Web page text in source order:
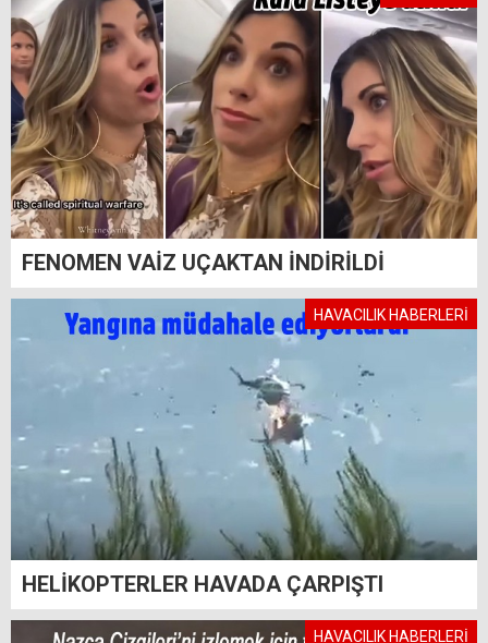
FENOMEN VAİZ UÇAKTAN İNDİRİLDİ
HAVACILIK HABERLERİ
HELİKOPTERLER HAVADA ÇARPIŞTI
HAVACILIK HABERLERİ